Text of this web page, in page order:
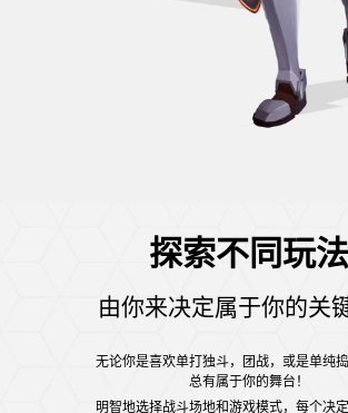
探索不同玩法
由你来决定属于你的关
无论你是喜欢单打独斗，团战，或是单纯
总有属于你的舞台！
明智地选择战斗场地和游戏模式，每个决